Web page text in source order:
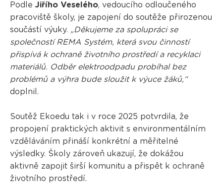
Podle Jiřího Veselého, vedoucího odloučeného
pracoviště školy, je zapojení do soutěže přirozenou
součástí výuky. „Děkujeme za spolupráci se
společností REMA Systém, která svou činností
přispívá k ochraně životního prostředí a recyklaci
materiálů. Odběr elektroodpadu probíhal bez
problémů a výhra bude sloužit k výuce žáků,“
doplnil.
Soutěž Ekoedu tak i v roce 2025 potvrdila, že
propojení praktických aktivit s environmentálním
vzděláváním přináší konkrétní a měřitelné
výsledky. Školy zároveň ukazují, že dokážou
aktivně zapojit širší komunitu a přispět k ochraně
životního prostředí.